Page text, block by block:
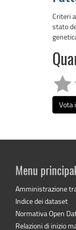
Criteri
stato
Vota
Menu
Amministrazione
Indice dei dataset
Normativa Open
Relazioni di inizio